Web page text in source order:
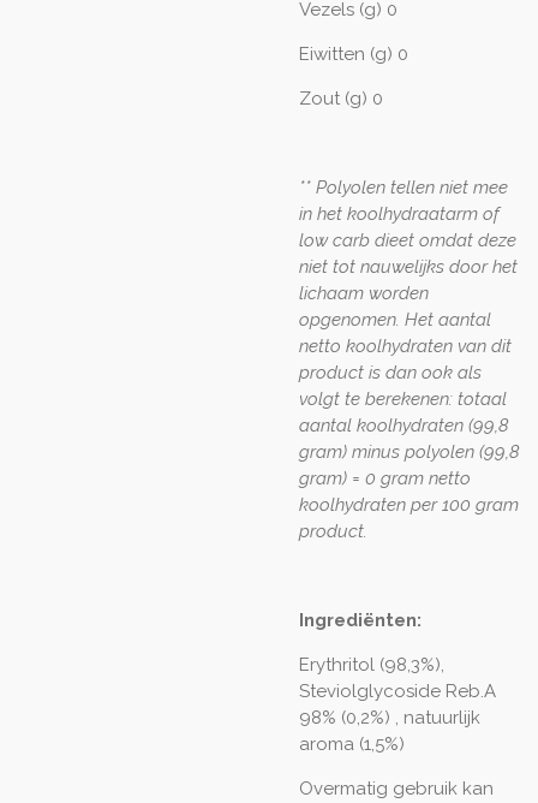
Vezels (g) 0
Eiwitten (g) 0
Zout (g) 0
** Polyolen tellen niet mee
in het koolhydraatarm of
low carb dieet omdat deze
niet tot nauwelijks door het
lichaam worden
opgenomen. Het aantal
netto koolhydraten van dit
product is dan ook als
volgt te berekenen: totaal
aantal koolhydraten (99,8
gram) minus polyolen (99,8
gram) = 0 gram netto
koolhydraten per 100 gram
product.
Ingrediënten:
Erythritol (98,3%),
Steviolglycoside Reb.A
98% (0,2%) , natuurlijk
aroma (1,5%)
Overmatig gebruik kan